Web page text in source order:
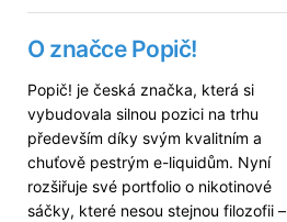
O značce Popič!
Popič! je česká značka, která si
vybudovala silnou pozici na trhu
především díky svým kvalitním a
chuťově pestrým e-liquidům. Nyní
rozšiřuje své portfolio o nikotinové
sáčky, které nesou stejnou filozofii –